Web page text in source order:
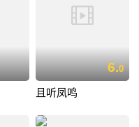
6.0
且听凤鸣